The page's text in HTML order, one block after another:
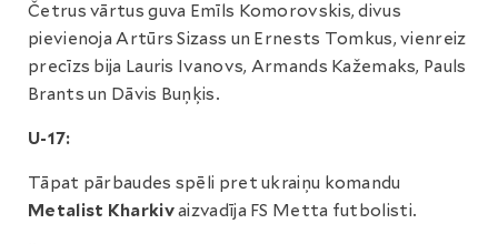
Četrus vārtus guva Emīls Komorovskis, divus
pievienoja Artūrs Sizass un Ernests Tomkus, vienreiz
precīzs bija Lauris Ivanovs, Armands Kažemaks, Pauls
Brants un Dāvis Buņķis.
U-17:
Tāpat pārbaudes spēli pret ukraiņu komandu
Metalist Kharkivaizvadīja FS Metta futbolisti.